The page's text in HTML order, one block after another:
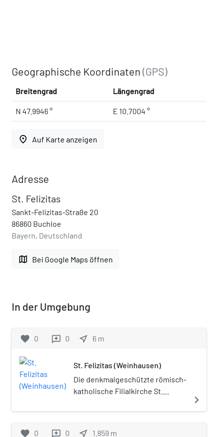
Geographische Koordinaten(GPS)
Breitengrad Längengrad
N 47.9946 ° E 10.7004 °
place Auf Karte anzeigen
Adresse
St. Felizitas
Sankt-Felizitas-Straße 20
86860 Buchloe
Bayern, Deutschland
map Bei Google Maps öffnen
In der Umgebung
favorite 0 reviews 0 near_me 6 m
St. Felizitas (Weinhausen)
Die denkmalgeschützte römisch-
katholische Filialkirche St.
einem Gemeindeteil der
navigate_next
favorite 0 reviews 0 near_me 1.859 m